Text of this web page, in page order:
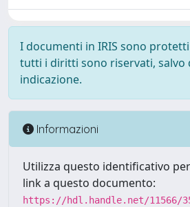
I documenti in IRIS sono
tutti i diritti sono riservati, salvo
indicazione.
Informazioni
Utilizza questo identificativo
link a questo documento:
https://hdl.handle.net/11566/